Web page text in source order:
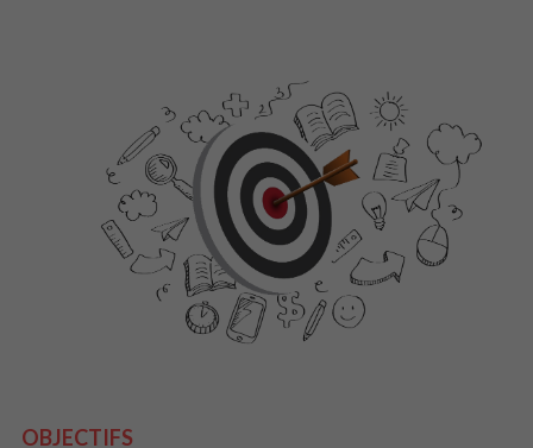
OBJECTIFS